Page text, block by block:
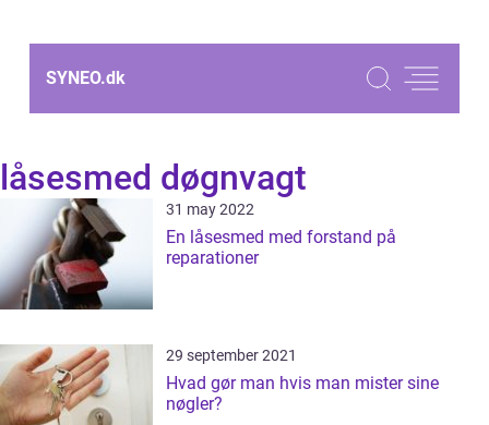
SYNEO.dk
låsesmed døgnvagt
31 may 2022
En låsesmed med forstand på
reparationer
29 september 2021
Hvad gør man hvis man mister sine
nøgler?